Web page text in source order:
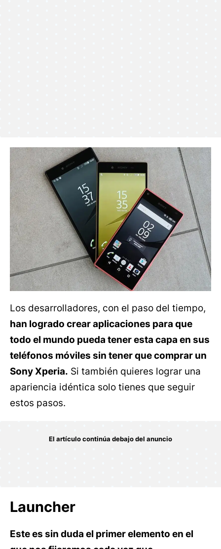
Los desarrolladores, con el paso del tiempo,
han logrado crear aplicaciones para que
todo el mundo pueda tener esta capa en sus
teléfonos móviles sin tener que comprar un
Sony Xperia. Si también quieres lograr una
apariencia idéntica solo tienes que seguir
estos pasos.
Launcher
Este es sin duda el primer elemento en el